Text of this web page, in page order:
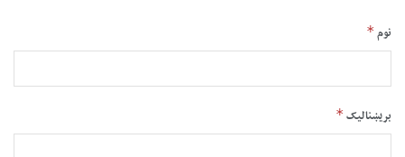
نوم*
بریښنالیک*